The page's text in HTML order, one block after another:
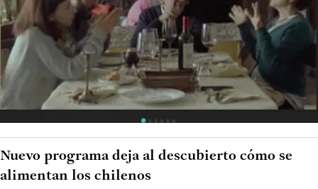
Nuevo programa deja al descubierto cómo se
alimentan los chilenos